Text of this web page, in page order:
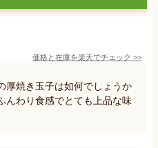
価格と在庫を楽天でチェック >>
厚焼き玉子は如何でしょうか
んわり食感でとても上品な味